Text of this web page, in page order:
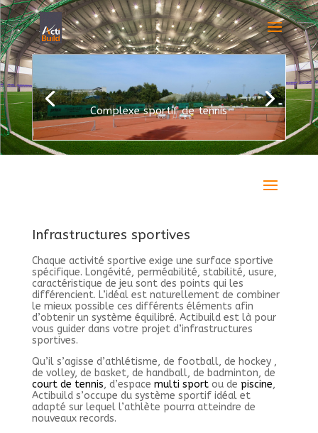
Complexe sportif de tennis
Infrastructures sportives
Chaque activité sportive exige une surface sportive
spécifique. Longévité, perméabilité, stabilité, usure,
caractéristique de jeu sont des points qui les
différencient. L’idéal est naturellement de combiner
le mieux possible ces différents éléments afin
d’obtenir un système équilibré. Actibuild est là pour
vous guider dans votre projet d’infrastructures
sportives.
Qu’il s’agisse d’athlétisme, de football, de hockey ,
de volley, de basket, de handball, de badminton, de
court de tennis, d’espace multi sportou de piscine,
Actibuild s’occupe du système sportif idéal et
adapté sur lequel l’athlète pourra atteindre de
nouveaux records.